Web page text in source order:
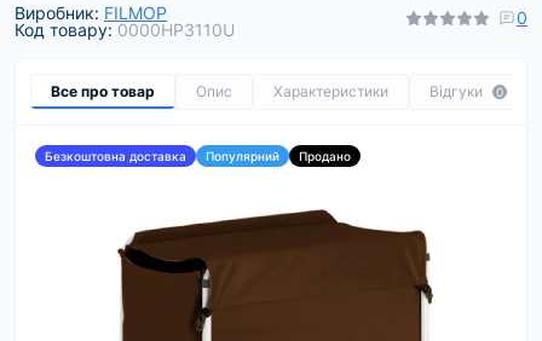
Виробник: FILMOP
Код товару: 0000HP3110U
0
Все про товар Опис Характеристики Відгуки 0
Безкоштовна доставка Популярний Продано